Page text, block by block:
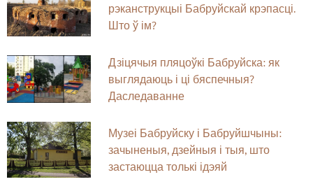
рэканструкцыі Бабруйскай крэпасці.
Што ў ім?
Дзіцячыя пляцоўкі Бабруйска: як
выглядаюць і ці бяспечныя?
Даследаванне
Музеі Бабруйску і Бабруйшчыны:
зачыненыя, дзейныя і тыя, што
застаюцца толькі ідэяй